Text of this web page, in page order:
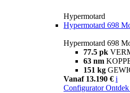
Hypermotard
Hypermotard 698
Hypermotard 698
77.5 pk
63 nm
151 kg
Vanaf 13.190 € i
Configurator